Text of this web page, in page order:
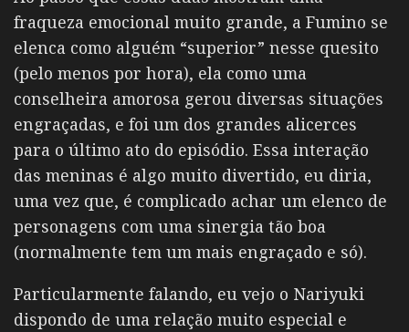
fraqueza emocional muito grande, a Fumino se
elenca como alguém “superior” nesse quesito
(pelo menos por hora), ela como uma
conselheira amorosa gerou diversas situações
engraçadas, e foi um dos grandes alicerces
para o último ato do episódio. Essa interação
das meninas é algo muito divertido, eu diria,
uma vez que, é complicado achar um elenco de
personagens com uma sinergia tão boa
(normalmente tem um mais engraçado e só).
Particularmente falando, eu vejo o Nariyuki
dispondo de uma relação muito especial e